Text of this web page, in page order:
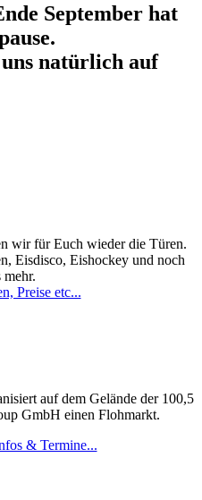
September hat
natürlich auf
wir für Euch wieder die Türen.
Eisdisco, Eishockey und noch
mehr.
Preise etc...
auf dem Gelände der 100,5
GmbH einen Flohmarkt.
& Termine...